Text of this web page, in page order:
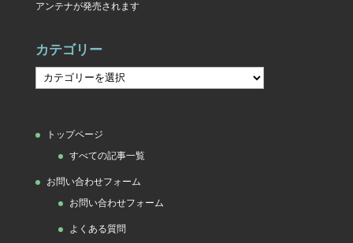
アンテナが発売されます
カテゴリー
リ
トップページ
すべての記事一覧
お問い合わせフォーム
お問い合わせフォーム
よくある質問